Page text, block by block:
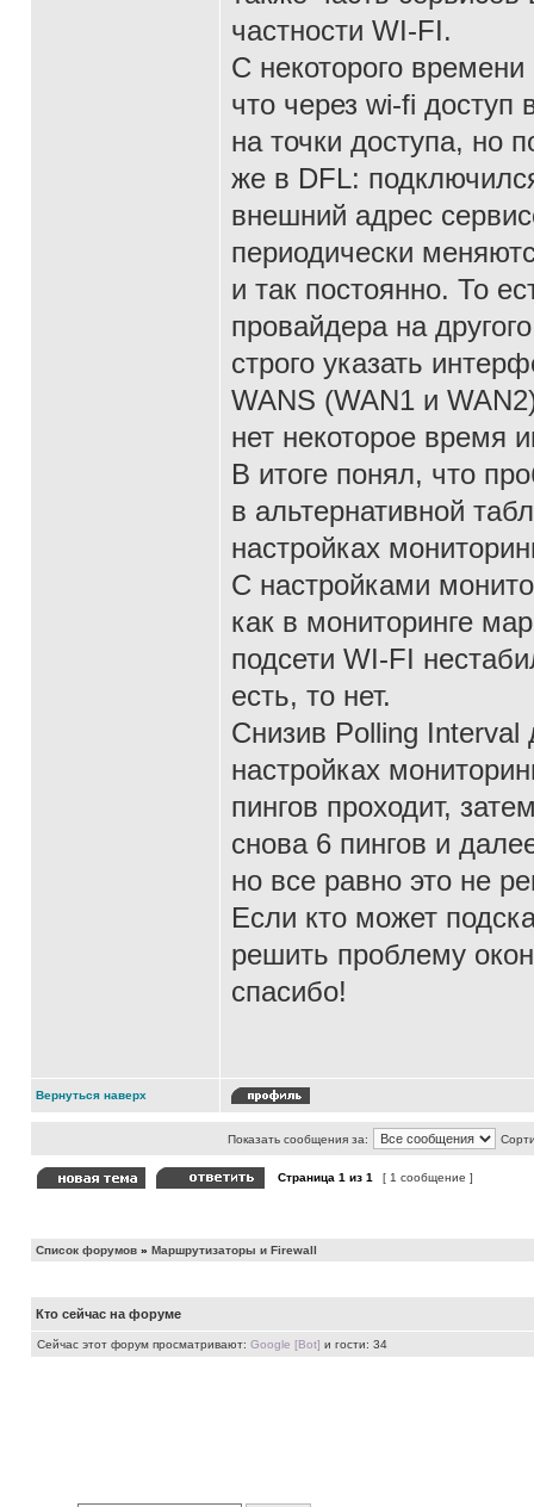
частности WI-FI.
С некоторого
что через wi-fi
на точки доступа, но
же в DFL:
внешний адрес
периодически
и так постоянно. То
провайдера на
строго указать
WANS (WAN1 и
нет некоторое время
В итоге понял, что
в альтернативной
настройках
С настройками
как в мониторинге
подсети WI-FI
есть, то нет.
Снизив Polling
настройках
пингов проходит,
снова 6 пингов и
но все равно это не
Если кто может
решить проблему
спасибо!
Вернуться наверх
Показать сообщения за:
Страница 1 из 1 [ 1 сообщение ]
Список форумов » Маршрутизаторы и Firewall
Кто сейчас на форуме
Сейчас этот форум просматривают: Google [Bot] и гости: 34